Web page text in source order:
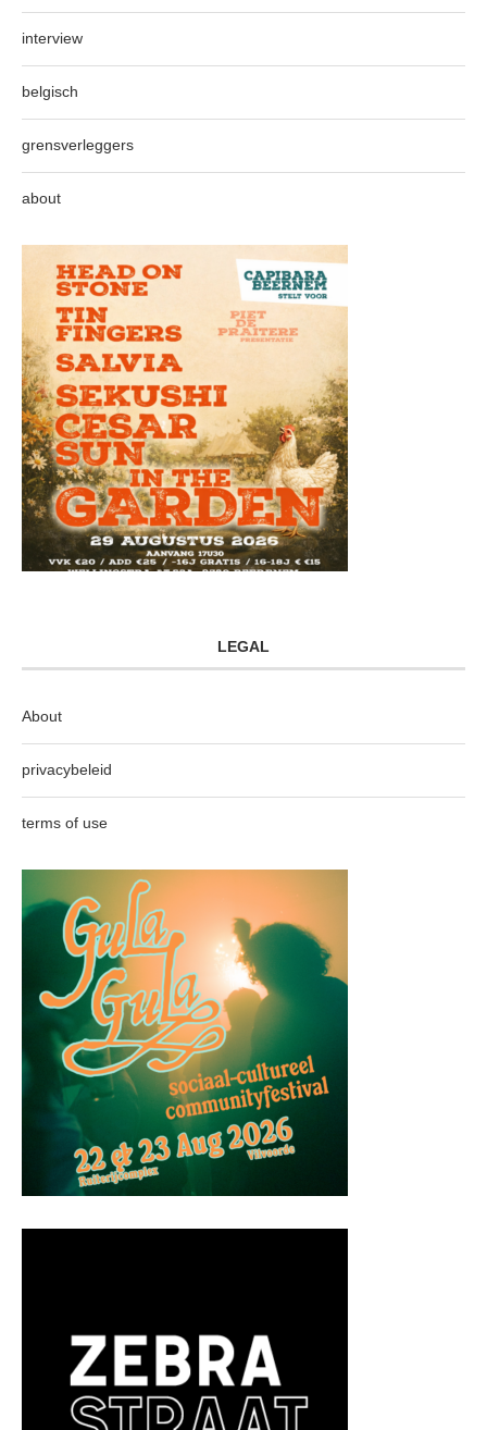
interview
belgisch
grensverleggers
about
LEGAL
About
privacybeleid
terms of use